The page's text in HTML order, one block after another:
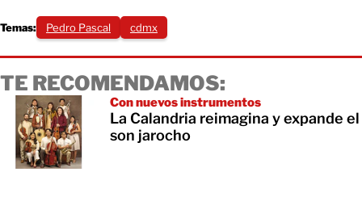
Temas: Pedro Pascal cdmx
TE RECOMENDAMOS:
Con nuevos instrumentos
La Calandria reimagina y expande el
son jarocho